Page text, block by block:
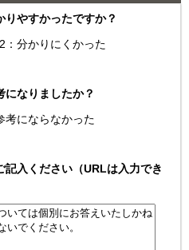
やすかったですか？
2：分かりにくかった
になりましたか？
考にならなかった
入ください（URLは入力でき